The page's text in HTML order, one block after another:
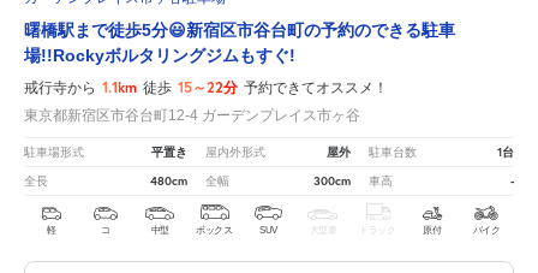
曙橋駅まで徒歩5分😃新宿区市谷台町の予約のできる駐車
場!!Rockyボルタリングジムもすぐ!
戒行寺から 1.1km 徒歩 15～22分 予約できてオススメ！
東京都新宿区市谷台町12-4 ガーデンプレイス市ヶ谷
駐車場形式 平置き 屋内外形式 屋外 駐車台数 1台
全長 480cm 全幅 300cm 車高 -
軽 コ 中型 ボックス SUV 大型車 トラック 原付 バイク